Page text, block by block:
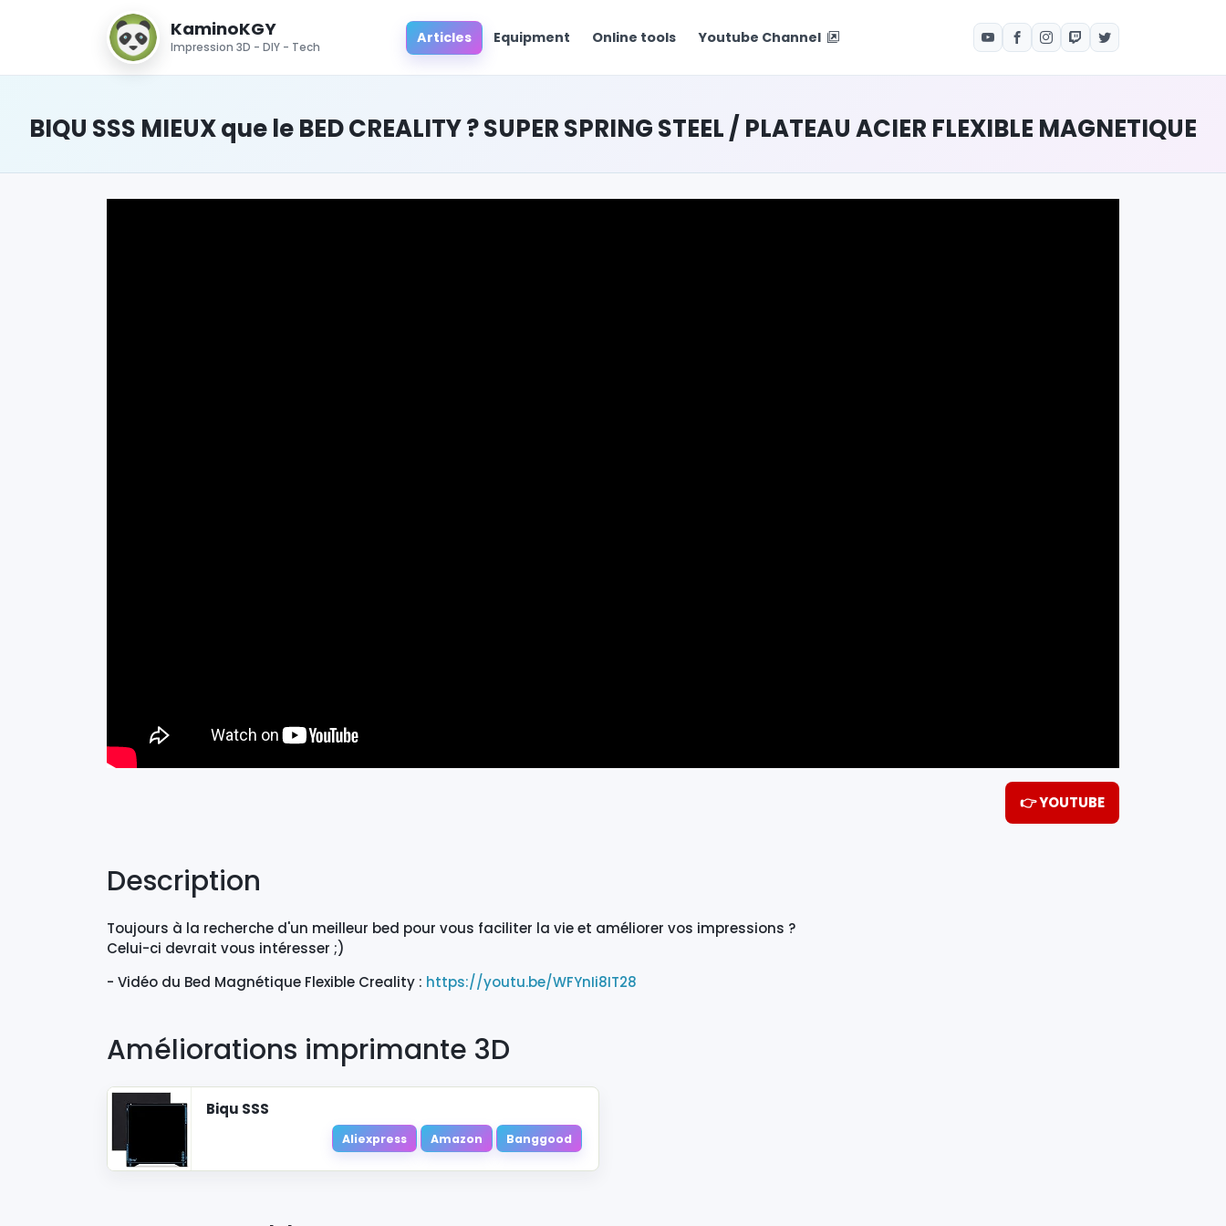
KaminoKGY
Impression 3D - DIY - Tech
Articles Equipment Online tools Youtube Channel
BIQU SSS MIEUX que le BED CREALITY ? SUPER SPRING STEEL / PLATEAU ACIER FLEXIBLE MAGNETIQUE
👉 YOUTUBE
Description
Toujours à la recherche d'un meilleur bed pour vous faciliter la vie et améliorer vos impressions ?
Celui-ci devrait vous intéresser ;)
- Vidéo du Bed Magnétique Flexible Creality : https://youtu.be/WFYnIi8IT28
Améliorations imprimante 3D
Biqu SSS
Aliexpress Amazon Banggood